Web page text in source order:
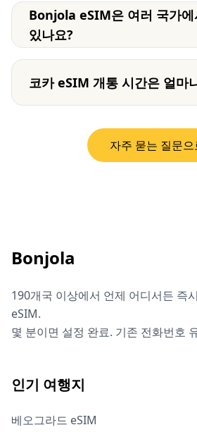
Bonjola eSIM은 여러 국가에
있나요?
코카 eSIM 개통 시간은 얼마
자주 묻는 질문으
Bonjola
190개국 이상에서 언제 어디서든 즉
eSIM.
몇 분이면 설정 완료. 기존 전화번호
인기 여행지
베오그라드 eSIM